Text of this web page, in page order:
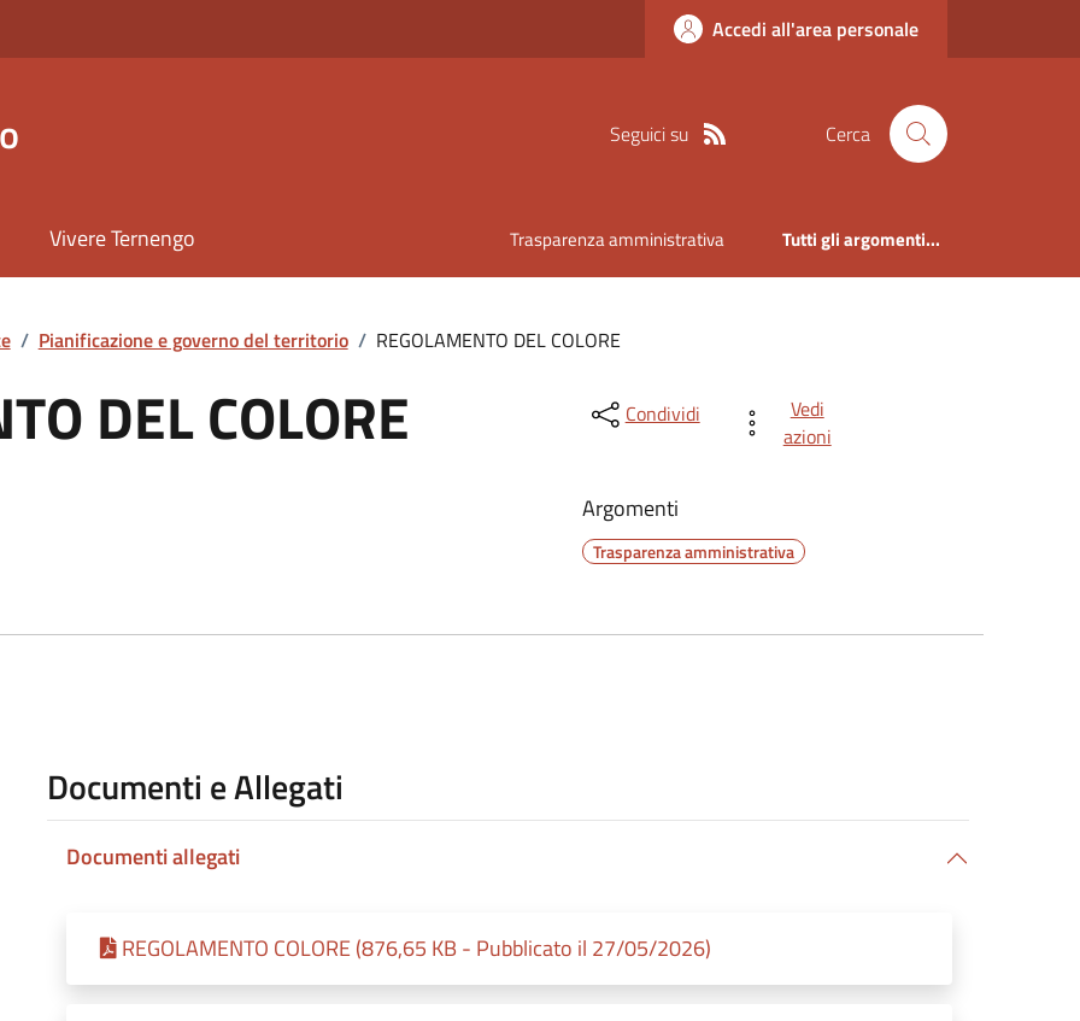
Accedi all'area personale
Seguici su Cerca
Vivere Ternengo Trasparenza amministrativa Tutti gli argomenti...
/ Pianificazione e governo del territorio / REGOLAMENTO DEL COLORE
DEL COLORE Condividi
Vedi
azioni
Argomenti
Trasparenza amministrativa
Documenti e Allegati
Documenti allegati
REGOLAMENTO COLORE (876,65 KB - Pubblicato il 27/05/2026)